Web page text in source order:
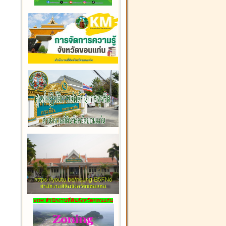
VDR สำนักงานที่ดินจังหวัดขอนแก่น